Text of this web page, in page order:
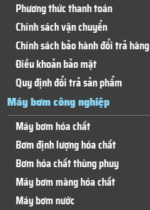
Phương thức thanh toán
Chính sách vận chuyển
Chính sách bảo hành đổi trả hàng
Điều khoản bảo mật
Quy định đổi trả sản phẩm
Máy bơm công nghiệp
Máy bơm hóa chất
Bơm định lượng hóa chất
Bơm hóa chất thùng phuy
Máy bơm màng hóa chất
Máy bơm nước